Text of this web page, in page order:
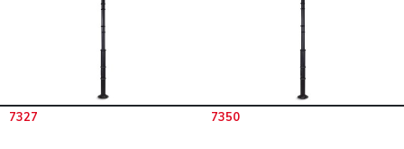
7327 7350